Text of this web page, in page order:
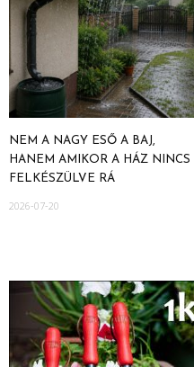
NEM A NAGY ESŐ A BAJ,
HANEM AMIKOR A HÁZ NINCS
FELKÉSZÜLVE RÁ
2026-07-20